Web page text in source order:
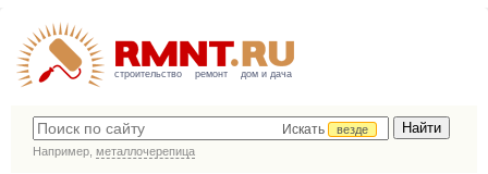
строительство ремонт дом и дача
Искать
везде
Например, металлочерепица